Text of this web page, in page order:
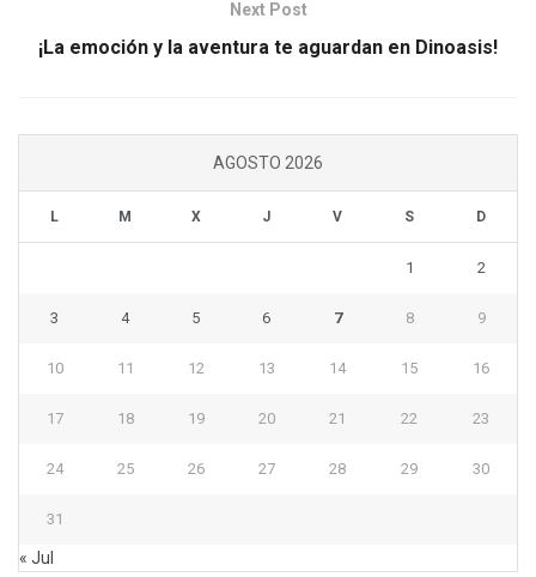
Next Post
¡La emoción y la aventura te aguardan en Dinoasis!
AGOSTO 2026
L M X J V S D
1 2
3 4 5 6 7 8 9
10 11 12 13 14 15 16
17 18 19 20 21 22 23
24 25 26 27 28 29 30
31
« Jul